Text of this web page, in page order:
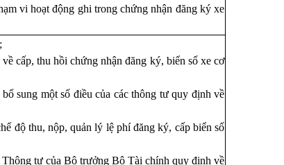
vi hoạt động ghi trong chứng nhận đăng ký xe
cấp, thu hồi chứng nhận đăng ký, biển số xe cơ
sung một số điều của các thông tư quy định về
độ thu, nộp, quản lý lệ phí đăng ký, cấp biển số
tư của Bộ trưởng Bộ Tài chính quy định về